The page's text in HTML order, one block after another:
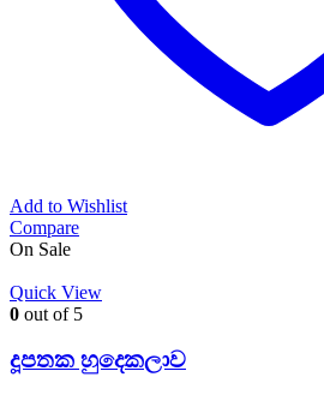
Add to Wishlist
Compare
On Sale
Quick View
0 out of 5
දූපතක හුදෙකලාව